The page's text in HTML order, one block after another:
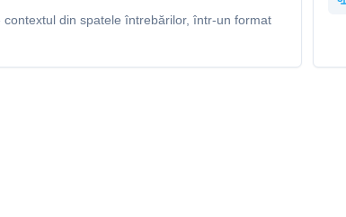
din spatele întrebărilor, într-un format